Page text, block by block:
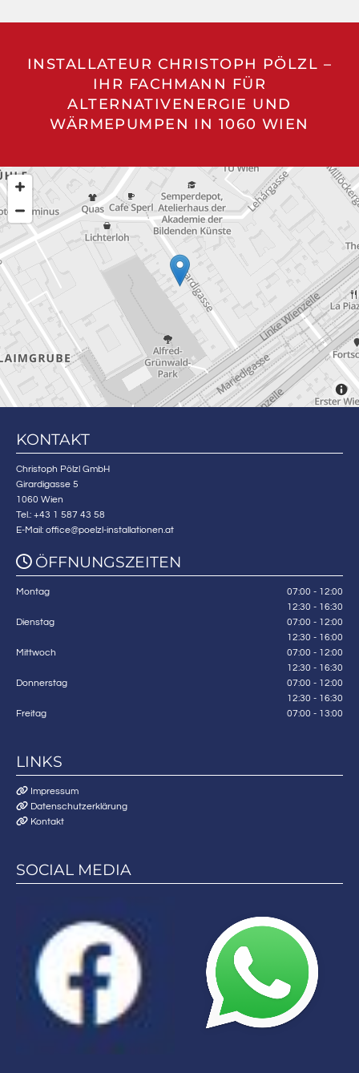
INSTALLATEUR CHRISTOPH PÖLZL –
IHR FACHMANN FÜR
ALTERNATIVENERGIE UND
WÄRMEPUMPEN IN 1060 WIEN
KONTAKT
Christoph Pölzl GmbH
Girardigasse 5
1060 Wien
Tel.: +43 1 587 43 58
E-Mail: office@poelzl-installationen.at
ÖFFNUNGSZEITEN
Montag
07:00 - 12:00
12:30 - 16:30
Dienstag
07:00 - 12:00
12:30 - 16:00
Mittwoch
07:00 - 12:00
12:30 - 16:30
Donnerstag
07:00 - 12:00
12:30 - 16:30
Freitag
07:00 - 13:00
LINKS
 Impressum
 Datenschutzerklärung
 Kontakt
SOCIAL MEDIA